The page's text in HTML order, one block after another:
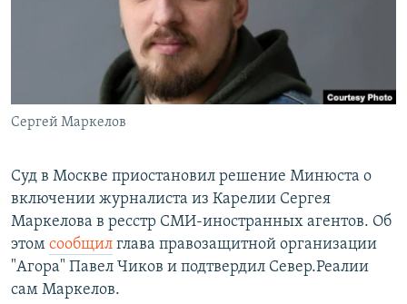
СОЦИАЛЬНЫЕ СЕТИ
Сергей Маркелов
Суд в Москве приостановил решение Минюста о
включении журналиста из Карелии Сергея
Маркелова в ресстр СМИ-иностранных агентов. Об
этом сообщил глава правозащитной организации
"Агора" Павел Чиков и подтвердил Север.Реалии
сам Маркелов.